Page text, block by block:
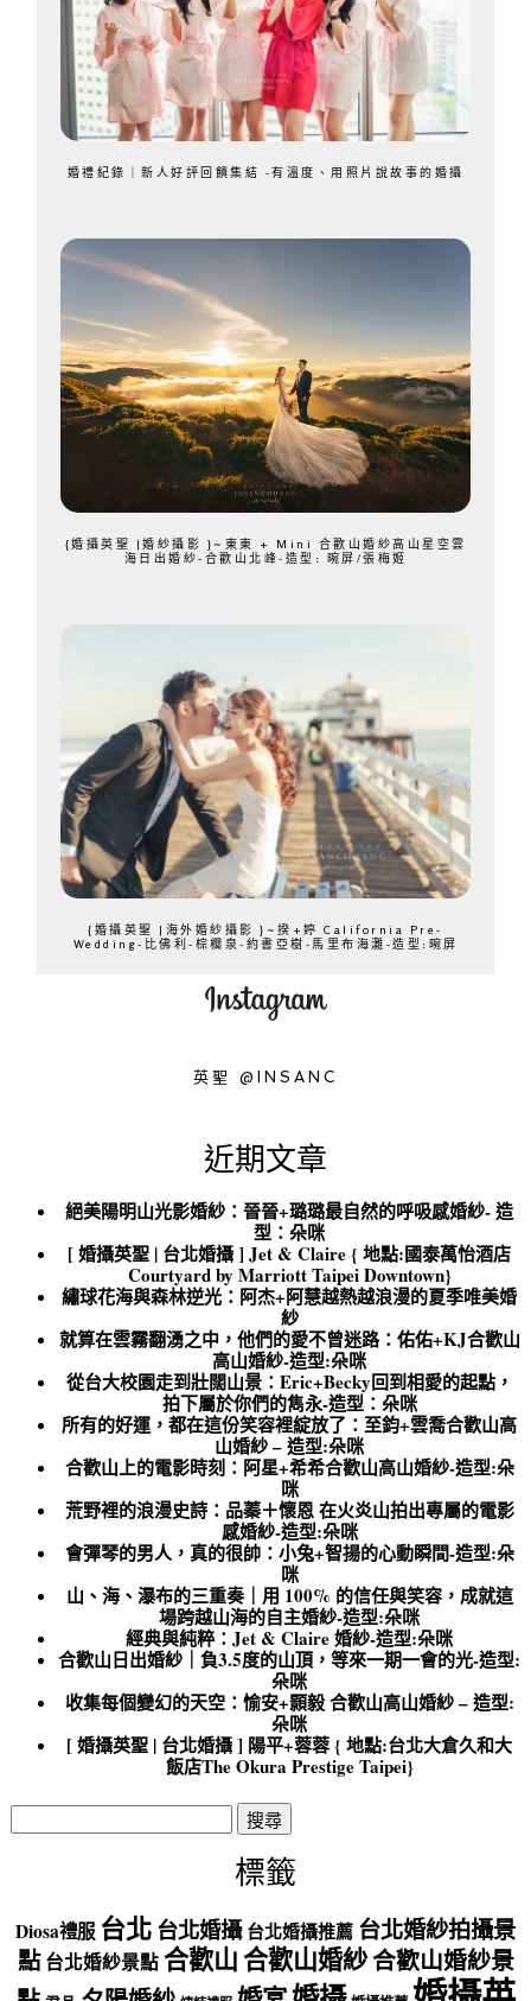
婚禮紀錄｜新人好評回饋集結 -有溫度、用照片說故事的婚攝
{婚攝英聖 |婚紗攝影 }~東東 + Mini 合歡山婚紗高山星空雲
海日出婚紗-合歡山北峰-造型: 晼屏/張梅姬
{婚攝英聖 |海外婚紗攝影 }~揆+婷 California Pre-
Wedding-比佛利-棕櫚泉-約書亞樹-馬里布海灘-造型:晼屏
英聖 @INSANC
近期文章
絕美陽明山光影婚紗：晉晉+璐璐最自然的呼吸感婚紗- 造
型：朵咪
[ 婚攝英聖 | 台北婚攝 ] Jet & Claire { 地點:國泰萬怡酒店
Courtyard by Marriott Taipei Downtown}
繡球花海與森林逆光：阿杰+阿慧越熱越浪漫的夏季唯美婚
紗
就算在雲霧翻湧之中，他們的愛不曾迷路：佑佑+KJ合歡山
高山婚紗-造型:朵咪
從台大校園走到壯闊山景：Eric+Becky回到相愛的起點，
拍下屬於你們的雋永-造型：朵咪
所有的好運，都在這份笑容裡綻放了：至鈞+雲喬合歡山高
山婚紗 – 造型:朵咪
合歡山上的電影時刻：阿星+希希合歡山高山婚紗-造型:朵
咪
荒野裡的浪漫史詩：品蓁＋懷恩 在火炎山拍出專屬的電影
感婚紗-造型:朵咪
會彈琴的男人，真的很帥：小兔+智揚的心動瞬間-造型:朵
咪
山、海、瀑布的三重奏｜用 100% 的信任與笑容，成就這
場跨越山海的自主婚紗-造型:朵咪
經典與純粹：Jet & Claire 婚紗-造型:朵咪
合歡山日出婚紗｜負3.5度的山頂，等來一期一會的光-造型:
朵咪
收集每個變幻的天空：愉安+顥毅 合歡山高山婚紗 – 造型:
朵咪
[ 婚攝英聖 | 台北婚攝 ] 陽平+蓉蓉 { 地點:台北大倉久和大
飯店The Okura Prestige Taipei}
搜
尋
標籤
Diosa禮服 台北台北婚攝 台北婚攝推薦 台北婚紗拍攝景
點 台北婚紗景點 合歡山合歡山婚紗合歡山婚紗景